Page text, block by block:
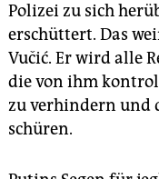
Polizei zu sich
erschüttert. Das
Vučić. Er wird alle
die von ihm
zu verhindern und
schüren.